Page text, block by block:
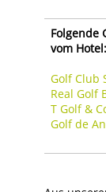
Folgende
vom Hotel:
Golf Club
Real Golf
T Golf &
Golf de